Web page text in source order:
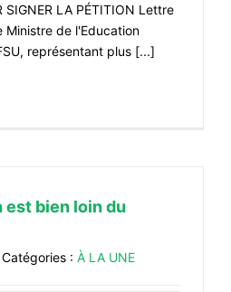
SIGNER LA PÉTITION Lettre
Ministre de l'Education
représentant plus [...]
est bien loin du
Catégories : À LA UNE